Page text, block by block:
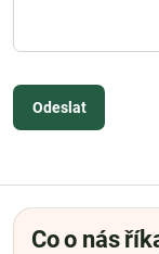
Odeslat
Co o nás